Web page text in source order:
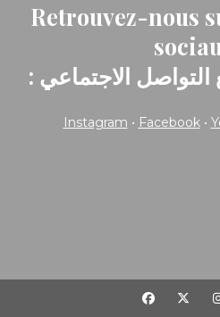
Retrouvez-nous
التواصل الاجتماعي
Instagram • Facebook•